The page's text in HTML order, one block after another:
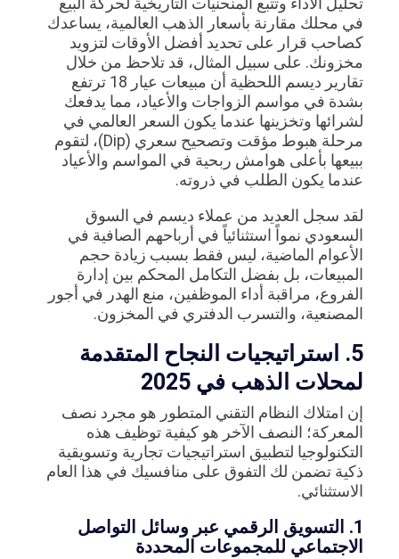
في محلك مقارنة بأسعار الذهب العالمية، يساعدك
كصاحب قرار على تحديد أفضل الأوقات لتزويد
مخزونك. على سبيل المثال، قد تلاحظ من خلال
تقارير ديسم اللحظية أن مبيعات عيار 18 ترتفع
بشدة في مواسم الزواجات والأعياد، مما يدفعك
لشرائها وتخزينها عندما يكون السعر العالمي في
مرحلة هبوط مؤقت وتصحيح سعري (Dip)، لتقوم
ببيعها بأعلى هوامش ربحية في المواسم والأعياد
عندما يكون الطلب في ذروته.
لقد سجل العديد من عملاء ديسم في السوق
السعودي نمواً استثنائياً في أرباحهم الصافية في
الأعوام الماضية، ليس فقط بسبب زيادة حجم
المبيعات، بل بفضل التكامل المحكم بين إدارة
الفروع، مراقبة أداء الموظفين، منع الهدر في أجور
المصنعية، والتسرب الدفتري في المخزون.
5. استراتيجيات النجاح المتقدمة
لمحلات الذهب في 2025
إن امتلاك النظام التقني المتطور هو مجرد نصف
المعركة؛ النصف الآخر هو كيفية توظيف هذه
التكنولوجيا لتطبيق استراتيجيات تجارية وتسويقية
ذكية تضمن لك التفوق على منافسيك في هذا العام
الاستثنائي.
1. التسويق الرقمي عبر وسائل التواصل
الاجتماعي للمجموعات المحددة